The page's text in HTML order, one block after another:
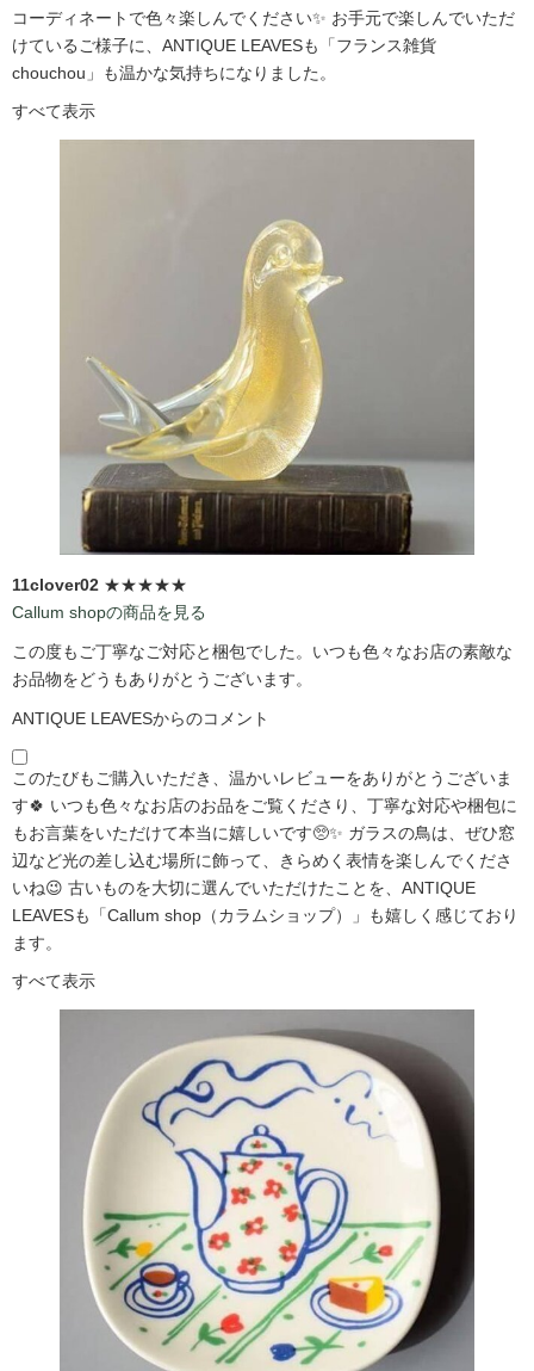
コーディネートで色々楽しんでください✨ お手元で楽しんでいただ
けているご様子に、ANTIQUE LEAVESも「フランス雑貨
chouchou」も温かな気持ちになりました。
すべて表示
11clover02 ★★★★★
Callum shopの商品を見る
この度もご丁寧なご対応と梱包でした。いつも色々なお店の素敵な
お品物をどうもありがとうございます。
ANTIQUE LEAVESからのコメント
このたびもご購入いただき、温かいレビューをありがとうございま
す🍀 いつも色々なお店のお品をご覧くださり、丁寧な対応や梱包に
もお言葉をいただけて本当に嬉しいです🥺✨ ガラスの鳥は、ぜひ窓
辺など光の差し込む場所に飾って、きらめく表情を楽しんでくださ
いね😉 古いものを大切に選んでいただけたことを、ANTIQUE
LEAVESも「Callum shop（カラムショップ）」も嬉しく感じており
ます。
すべて表示